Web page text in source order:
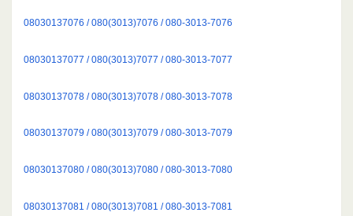
08030137076 / 080(3013)7076 / 080-3013-7076
08030137077 / 080(3013)7077 / 080-3013-7077
08030137078 / 080(3013)7078 / 080-3013-7078
08030137079 / 080(3013)7079 / 080-3013-7079
08030137080 / 080(3013)7080 / 080-3013-7080
08030137081 / 080(3013)7081 / 080-3013-7081